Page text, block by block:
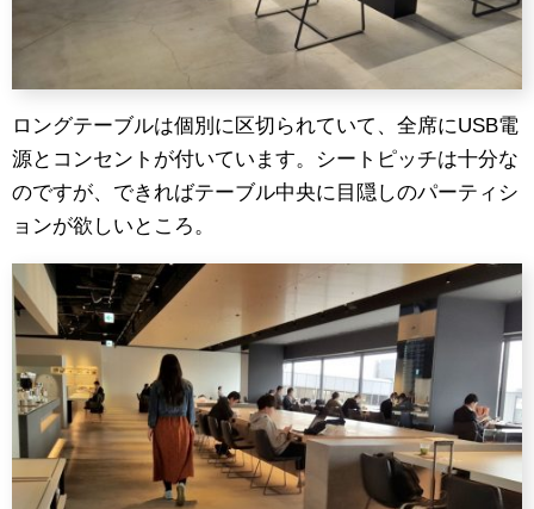
ロングテーブルは個別に区切られていて、全席にUSB電
源とコンセントが付いています。シートピッチは十分な
のですが、できればテーブル中央に目隠しのパーティシ
ョンが欲しいところ。